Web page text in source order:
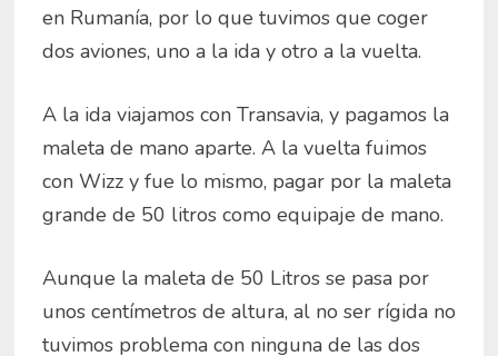
en Rumanía, por lo que tuvimos que coger
dos aviones, uno a la ida y otro a la vuelta.
A la ida viajamos con Transavia, y pagamos la
maleta de mano aparte. A la vuelta fuimos
con Wizz y fue lo mismo, pagar por la maleta
grande de 50 litros como equipaje de mano.
Aunque la maleta de 50 Litros se pasa por
unos centímetros de altura, al no ser rígida no
tuvimos problema con ninguna de las dos